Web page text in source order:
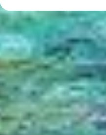
Suostumuksesi ja cookie koskevat
Näytä kumppaniluettelo (1
Käytämme tietojasi seuraaviin
IAB:n käsittelytarkoitukset:
Tietojen tallentaminen
laitteella olevien tietojen
Rajoitettujen tietojen
valitsemiseksi
Personoidun
muodostaminen